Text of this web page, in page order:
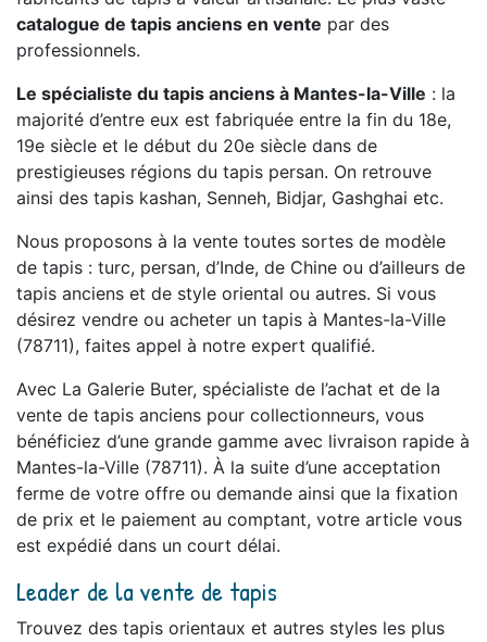
catalogue de tapis anciens en vente par des
professionnels.
Le spécialiste du tapis anciens à Mantes-la-Ville : la
majorité d’entre eux est fabriquée entre la fin du 18e,
19e siècle et le début du 20e siècle dans de
prestigieuses régions du tapis persan. On retrouve
ainsi des tapis kashan, Senneh, Bidjar, Gashghai etc.
Nous proposons à la vente toutes sortes de modèle
de tapis : turc, persan, d’Inde, de Chine ou d’ailleurs de
tapis anciens et de style oriental ou autres. Si vous
désirez vendre ou acheter un tapis à Mantes-la-Ville
(78711), faites appel à notre expert qualifié.
Avec La Galerie Buter, spécialiste de l’achat et de la
vente de tapis anciens pour collectionneurs, vous
bénéficiez d’une grande gamme avec livraison rapide à
Mantes-la-Ville (78711). À la suite d’une acceptation
ferme de votre offre ou demande ainsi que la fixation
de prix et le paiement au comptant, votre article vous
est expédié dans un court délai.
Leader de la vente de tapis
Trouvez des tapis orientaux et autres styles les plus